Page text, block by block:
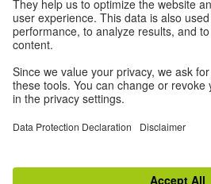
ግላዊነት እና አንዳች እንቅስቃሴ የለሽ
የግላዊነት ቅንብሮች